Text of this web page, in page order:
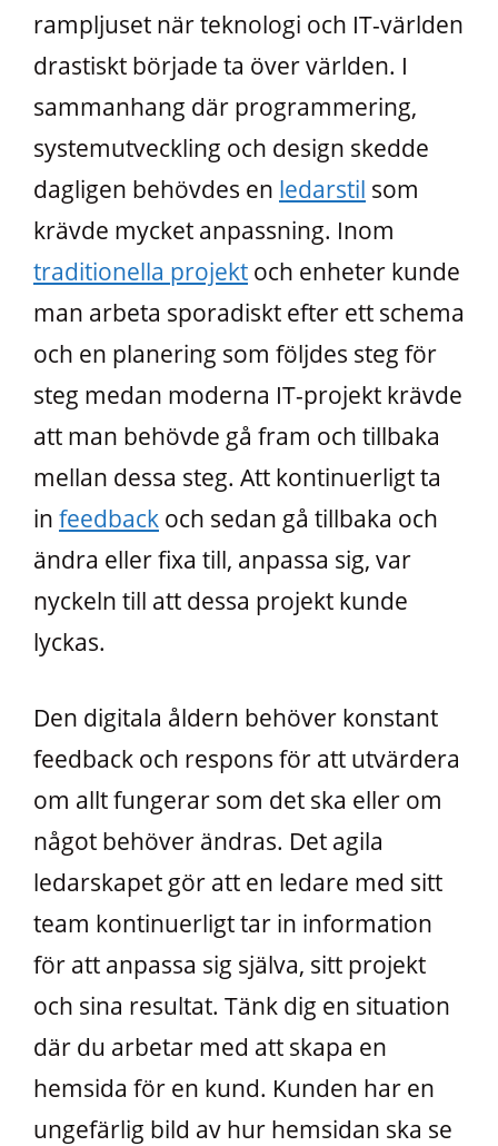
rampljuset när teknologi och IT-världen
drastiskt började ta över världen. I
sammanhang där programmering,
systemutveckling och design skedde
dagligen behövdes en ledarstil som
krävde mycket anpassning. Inom
traditionella projekt och enheter kunde
man arbeta sporadiskt efter ett schema
och en planering som följdes steg för
steg medan moderna IT-projekt krävde
att man behövde gå fram och tillbaka
mellan dessa steg. Att kontinuerligt ta
in feedback och sedan gå tillbaka och
ändra eller fixa till, anpassa sig, var
nyckeln till att dessa projekt kunde
lyckas.
Den digitala åldern behöver konstant
feedback och respons för att utvärdera
om allt fungerar som det ska eller om
något behöver ändras. Det agila
ledarskapet gör att en ledare med sitt
team kontinuerligt tar in information
för att anpassa sig själva, sitt projekt
och sina resultat. Tänk dig en situation
där du arbetar med att skapa en
hemsida för en kund. Kunden har en
ungefärlig bild av hur hemsidan ska se